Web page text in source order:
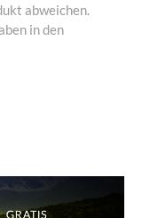
abweichen.
in den